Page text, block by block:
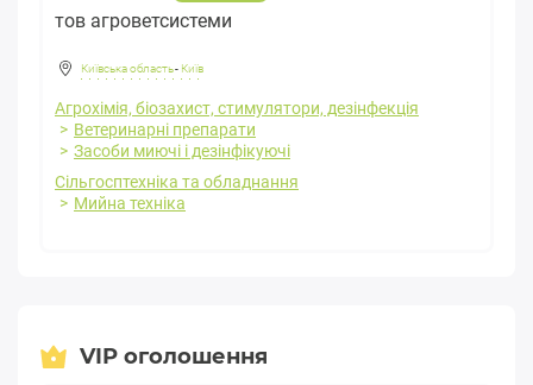
тов агроветсистеми
Київська область- Київ
Агрохімія, біозахист, стимулятори, дезінфекція
Ветеринарні препарати
Засоби миючі і дезінфікуючі
Сільгосптехніка та обладнання
Мийна техніка
VIP оголошення